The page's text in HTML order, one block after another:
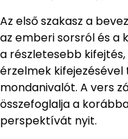
Az első szakasz a
az emberi sorsról és a
a részletesebb
érzelmek kifejezésével
mondanivalót. A vers
összefoglalja a
perspektívát nyit.